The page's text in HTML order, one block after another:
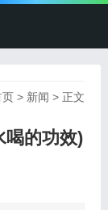
页 > 新闻 > 正文
喝的功效)